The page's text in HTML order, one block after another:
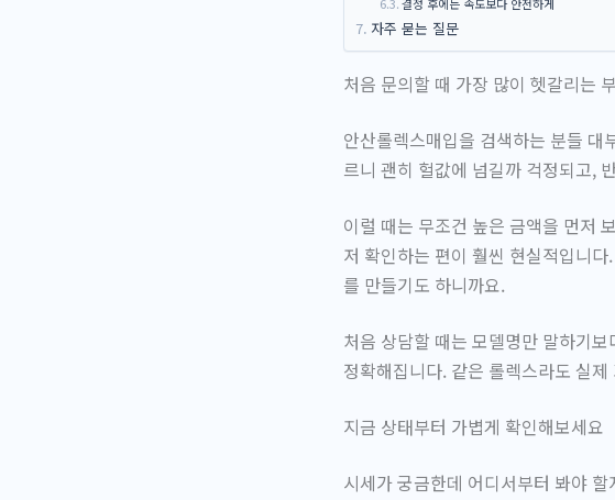
자주 묻는 질문
처음 문의할 때 가장 많이 헷갈리는
안산롤렉스매입을 검색하는 분들 대
르니 괜히 헐값에 넘길까 걱정되고,
이럴 때는 무조건 높은 금액을 먼저
저 확인하는 편이 훨씬 현실적입니
를 만들기도 하니까요.
처음 상담할 때는 모델명만 말하기
정확해집니다. 같은 롤렉스라도 실
지금 상태부터 가볍게 확인해보세요
시세가 궁금한데 어디서부터 봐야